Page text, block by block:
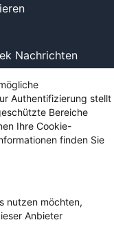
Nachrichten
Authentifizierung stellt
Bereiche
Ihre Cookie-
finden Sie
nutzen möchten,
Anbieter